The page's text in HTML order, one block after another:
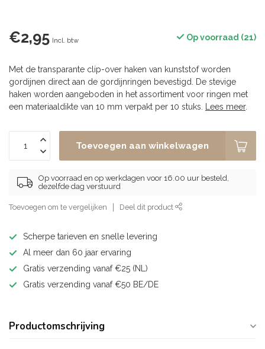
€2,95 Incl. btw Op voorraad (21)
Met de transparante clip-over haken van kunststof worden
gordijnen direct aan de gordijnringen bevestigd. De stevige
haken worden aangeboden in het assortiment voor ringen met
een materiaaldikte van 10 mm verpakt per 10 stuks.
Lees meer.
Toevoegen aan winkelwagen
Op voorraad en op werkdagen voor 16.00 uur besteld,
dezelfde dag verstuurd
Toevoegen om te vergelijken Deel dit product
Scherpe tarieven en snelle levering
Al meer dan 60 jaar ervaring
Gratis verzending vanaf €25 (NL)
Gratis verzending vanaf €50 BE/DE
Productomschrijving